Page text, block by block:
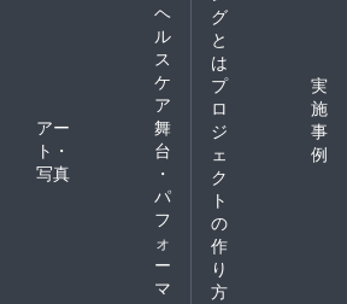
ヘ
ル
ス
ケ
ア
アー
ト・
写真
舞
台
・
パ
フ
ォ
ー
マ
グ
と
は
プ
ロ
ジ
ェ
ク
ト
の
作
り
方
実
施
事
例